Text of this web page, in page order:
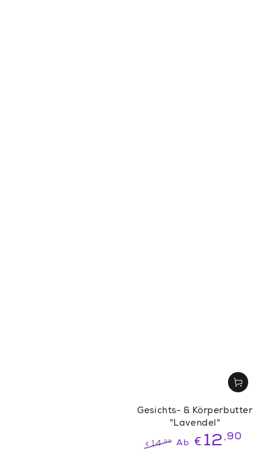
Gesichts- & Körperbutter
"Lavendel"
€ 14 ,90 Ab € 12 ,90